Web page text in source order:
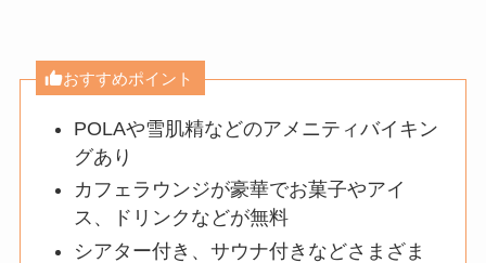
おすすめポイント
POLAや雪肌精などのアメニティバイキン
グあり
カフェラウンジが豪華でお菓子やアイ
ス、ドリンクなどが無料
シアター付き、サウナ付きなどさまざま